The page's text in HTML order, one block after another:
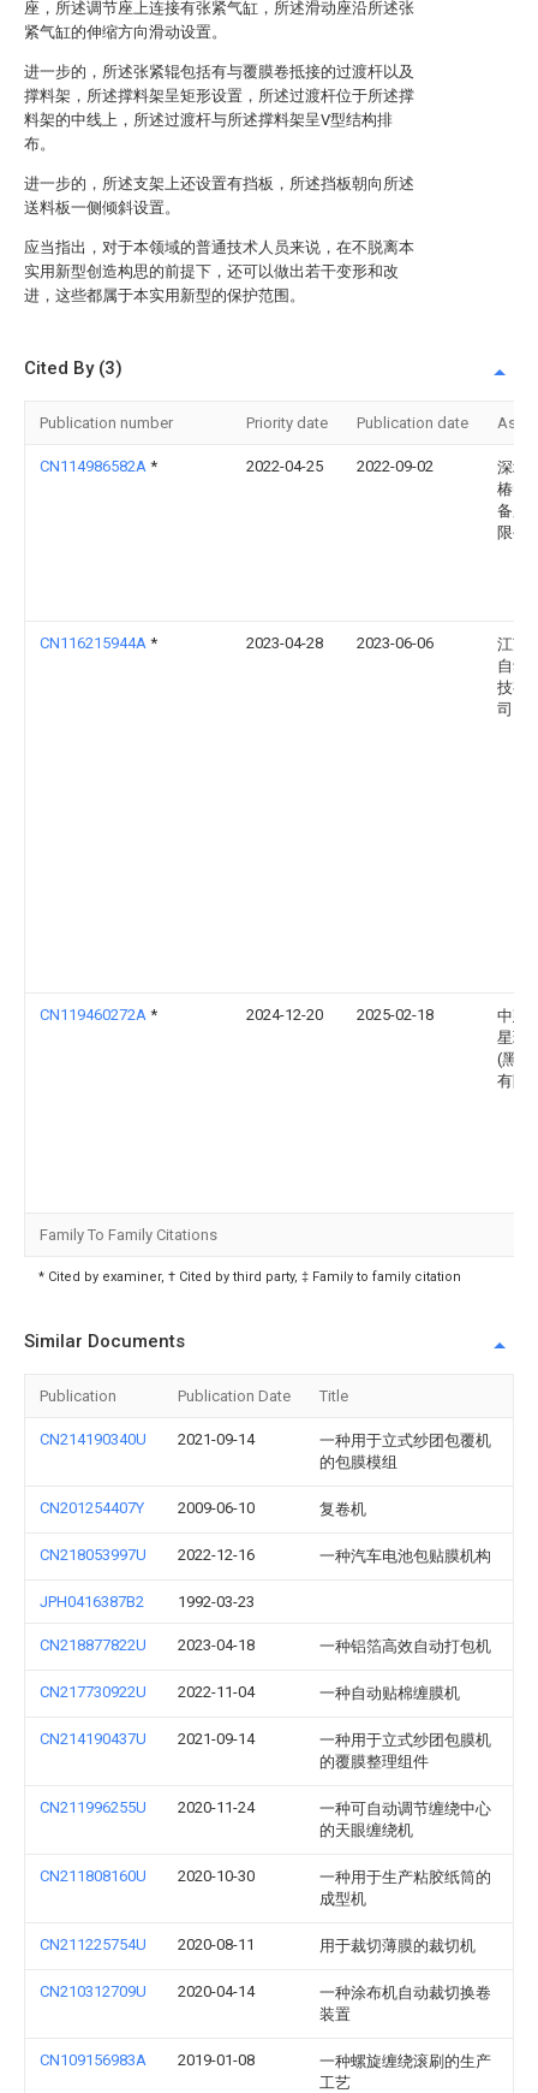
座，所述调节座上连接有张紧气缸，所述滑动座沿所述张
紧气缸的伸缩方向滑动设置。
进一步的，所述张紧辊包括有与覆膜卷抵接的过渡杆以及
撑料架，所述撑料架呈矩形设置，所述过渡杆位于所述撑
料架的中线上，所述过渡杆与所述撑料架呈V型结构排
布。
进一步的，所述支架上还设置有挡板，所述挡板朝向所述
送料板一侧倾斜设置。
应当指出，对于本领域的普通技术人员来说，在不脱离本
实用新型创造构思的前提下，还可以做出若干变形和改
进，这些都属于本实用新型的保护范围。
Cited By (3)
Publication number Priority date Publication date
CN114986582A * 2022-04-25 2022-09-02
深圳
椿智
备股
限公
CN116215944A * 2023-04-28 2023-06-06
江苏
自动
技有
司
CN119460272A * 2024-12-20 2025-02-18
中建
星玻
(黑龙
有限
Family To Family Citations
* Cited by examiner, † Cited by third party, ‡ Family to family citation
Similar Documents
Publication Publication Date Title
CN214190340U 2021-09-14
一种用于立式纱团包覆机
的包膜模组
CN201254407Y 2009-06-10 复卷机
CN218053997U 2022-12-16 一种汽车电池包贴膜机构
JPH0416387B2 1992-03-23
CN218877822U 2023-04-18 一种铝箔高效自动打包机
CN217730922U 2022-11-04 一种自动贴棉缠膜机
CN214190437U 2021-09-14
一种用于立式纱团包膜机
的覆膜整理组件
CN211996255U 2020-11-24
一种可自动调节缠绕中心
的天眼缠绕机
CN211808160U 2020-10-30
一种用于生产粘胶纸筒的
成型机
CN211225754U 2020-08-11 用于裁切薄膜的裁切机
CN210312709U 2020-04-14
一种涂布机自动裁切换卷
装置
CN109156983A 2019-01-08
一种螺旋缠绕滚刷的生产
工艺